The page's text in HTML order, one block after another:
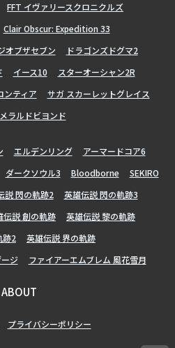
FFT イヴァリースクロニクルズ
Clair Obscur: Expedition 33
オブザセブン
ドラゴンズドグマ2
イース10
スターオーシャン2R
ンティア
サガ スカーレットグレイス
ラルドビヨンド
エルデンリング
アーマードコア6
ダークソウル3 Bloodborne
SEKIRO
説 閃の軌跡2
英雄伝説 閃の軌跡3
伝説 創の軌跡
英雄伝説 黎の軌跡
跡2
英雄伝説 界の軌跡
ジ
ファイアーエムブレム 風花雪月
ABOUT
プライバシーポリシー